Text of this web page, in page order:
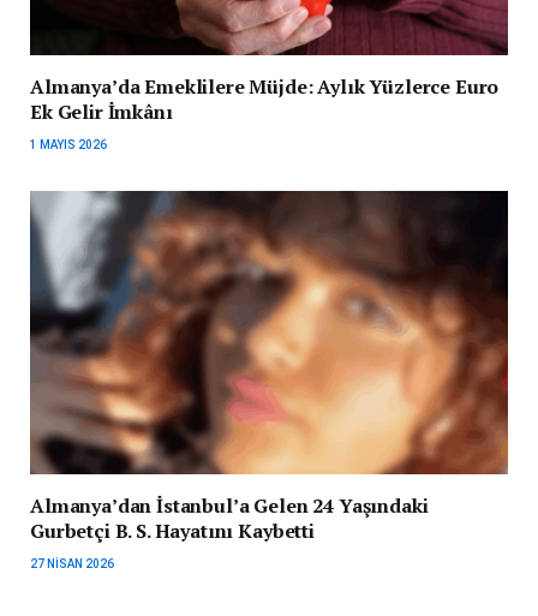
Almanya’da Emeklilere Müjde: Aylık Yüzlerce Euro
Ek Gelir İmkânı
1 MAYIS 2026
Almanya’dan İstanbul’a Gelen 24 Yaşındaki
Gurbetçi B. S. Hayatını Kaybetti
27 NISAN 2026